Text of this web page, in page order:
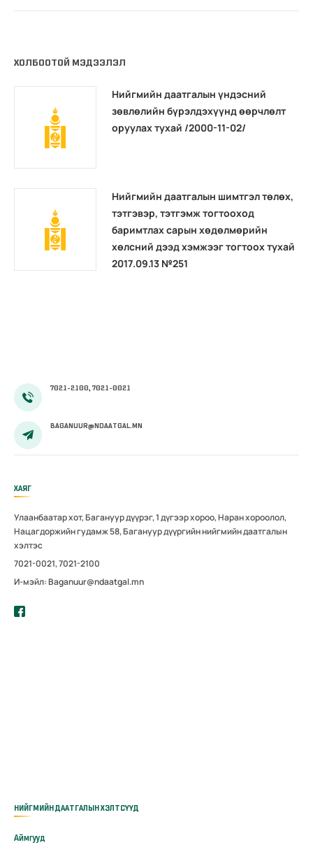
ХОЛБООТОЙ МЭДЭЭЛЭЛ
Нийгмийн даатгалын үндэсний
зөвлөлийн бүрэлдэхүүнд өөрчлөлт
оруулах тухай /2000-11-02/
Нийгмийн даатгалын шимтгэл төлөх,
тэтгэвэр, тэтгэмж тогтооход
баримтлах сарын хөдөлмөрийн
хөлсний дээд хэмжээг тогтоох тухай
2017.09.13 №251
7021-2100, 7021-0021
BAGANUUR@NDAATGAL.MN
ХАЯГ
Улаанбаатар хот, Багануур дүүрэг, 1 дүгээр хороо, Наран хороолол,
Нацагдоржийн гудамж 58, Багануур дүүргийн нийгмийн даатгалын
хэлтэс
7021-0021, 7021-2100
И-мэйл: Baganuur@ndaatgal.mn
НИЙГМИЙН ДААТГАЛЫН ХЭЛТСҮҮД
Аймгууд